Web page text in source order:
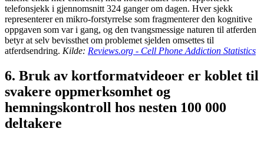
telefonsjekk i gjennomsnitt 324 ganger om dagen. Hver sjekk
representerer en mikro-forstyrrelse som fragmenterer den kognitive
oppgaven som var i gang, og den tvangsmessige naturen til atferden
betyr at selv bevissthet om problemet sjelden omsettes til
atferdsendring. Kilde: Reviews.org - Cell Phone Addiction Statistics
6. Bruk av kortformatvideoer er koblet til
svakere oppmerksomhet og
hemningskontroll hos nesten 100 000
deltakere